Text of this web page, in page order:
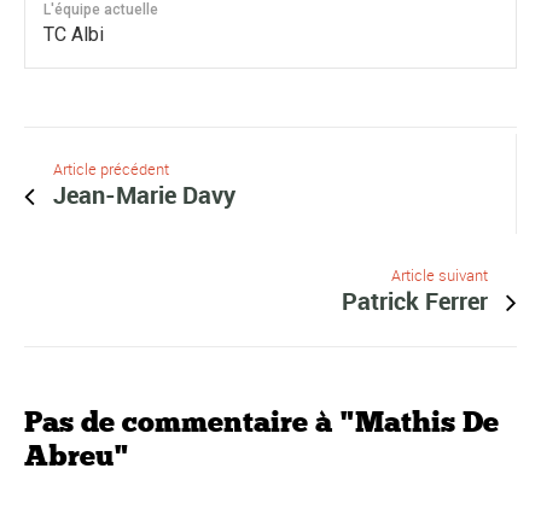
L'équipe actuelle
TC Albi
Article précédent
Jean-Marie Davy
Article suivant
Patrick Ferrer
Pas de commentaire à "Mathis De
Abreu"